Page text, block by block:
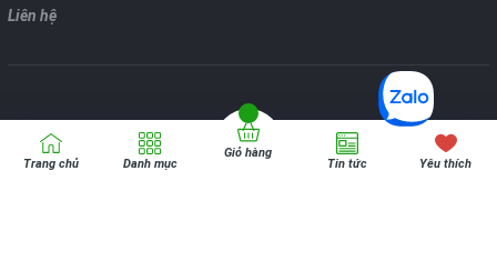
Liên hệ
Bản quyển thuộc về VPP ONLINE
Trang chủ Danh mục
Giỏ hàng
Tin tức Yêu thích